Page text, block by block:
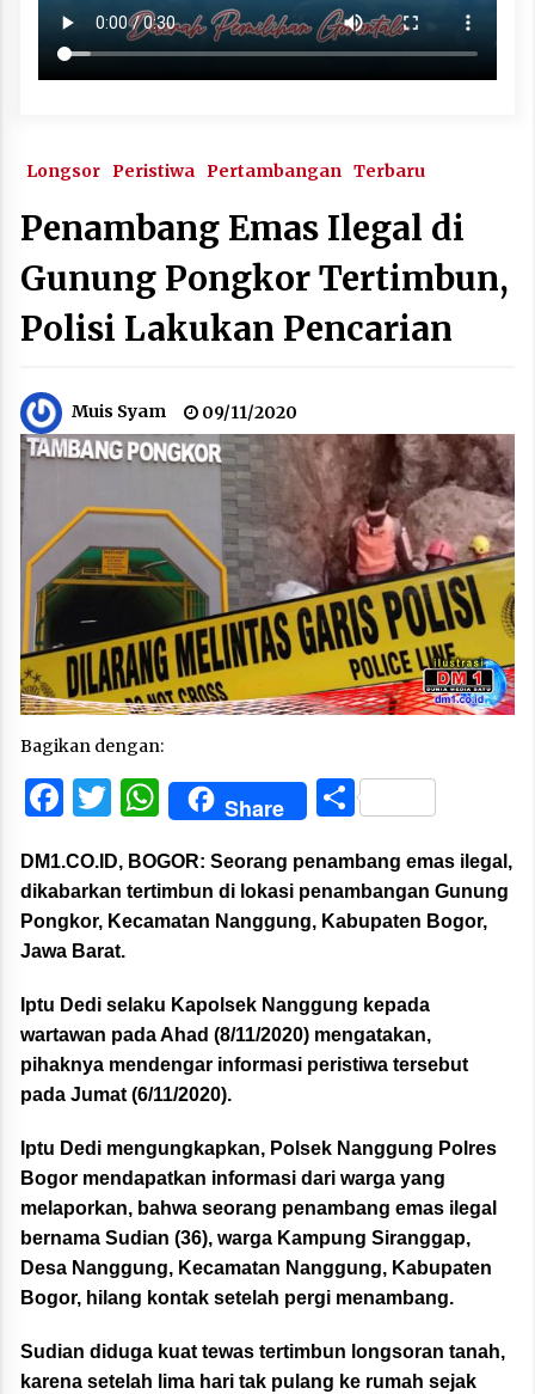
Longsor Peristiwa Pertambangan Terbaru
Penambang Emas Ilegal di
Gunung Pongkor Tertimbun,
Polisi Lakukan Pencarian
Muis Syam 09/11/2020
Bagikan dengan:
Facebook
Twitter
WhatsApp
Share Share
DM1.CO.ID, BOGOR: Seorang penambang emas ilegal,
dikabarkan tertimbun di lokasi penambangan Gunung
Pongkor, Kecamatan Nanggung, Kabupaten Bogor,
Jawa Barat.
Iptu Dedi selaku Kapolsek Nanggung kepada
wartawan pada Ahad (8/11/2020) mengatakan,
pihaknya mendengar informasi peristiwa tersebut
pada Jumat (6/11/2020).
Iptu Dedi mengungkapkan, Polsek Nanggung Polres
Bogor mendapatkan informasi dari warga yang
melaporkan, bahwa seorang penambang emas ilegal
bernama Sudian (36), warga Kampung Siranggap,
Desa Nanggung, Kecamatan Nanggung, Kabupaten
Bogor, hilang kontak setelah pergi menambang.
Sudian diduga kuat tewas tertimbun longsoran tanah,
karena setelah lima hari tak pulang ke rumah sejak